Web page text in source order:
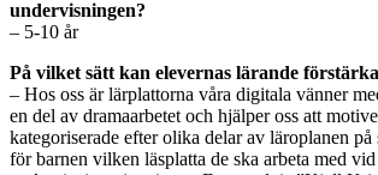
undervisningen?
– 5-10 år
På vilket sätt kan elevernas lärande
– Hos oss är lärplattorna våra digitala vänner
en del av dramaarbetet och hjälper oss att
kategoriserade efter olika delar av läroplanen
för barnen vilken läsplatta de ska arbeta med